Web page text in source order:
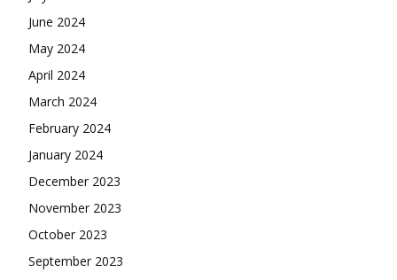
June 2024
May 2024
April 2024
March 2024
February 2024
January 2024
December 2023
November 2023
October 2023
September 2023